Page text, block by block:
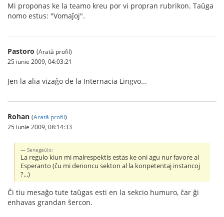
Mi proponas ke la teamo kreu por vi propran rubrikon. Taŭga
nomo estus: "Vomaĵoj".
Pastoro (Arată profil)
25 iunie 2009, 04:03:21
Jen la alia vizaĝo de la Internacia Lingvo...
Rohan (Arată profil)
25 iunie 2009, 08:14:33
Senegaùlo:
La regulo kiun mi malrespektis estas ke oni agu nur favore al
Esperanto (ĉu mi denoncu sekton al la konpetentaj instancoj
?...)
Ĉi tiu mesaĝo tute taŭgas esti en la sekcio humuro, ĉar ĝi
enhavas grandan ŝercon.